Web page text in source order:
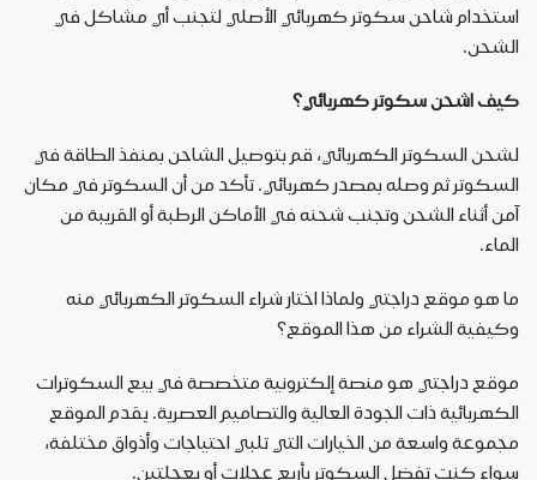
استخدام شاحن سكوتر كهربائي الأصلي لتجنب أي مشاكل في
الشحن.
كيف اشحن سكوتر كهربائي؟
لشحن السكوتر الكهربائي، قم بتوصيل الشاحن بمنفذ الطاقة في
السكوتر ثم وصله بمصدر كهربائي. تأكد من أن السكوتر في مكان
آمن أثناء الشحن وتجنب شحنه في الأماكن الرطبة أو القريبة من
الماء.
ما هو موقع دراجتي ولماذا اختار شراء السكوتر الكهربائي منه
وكيفية الشراء من هذا الموقع؟
موقع دراجتي هو منصة إلكترونية متخصصة في بيع السكوترات
الكهربائية ذات الجودة العالية والتصاميم العصرية. يقدم الموقع
مجموعة واسعة من الخيارات التي تلبي احتياجات وأذواق مختلفة،
سواء كنت تفضل السكوتر بأربع عجلات أو بعجلتين.